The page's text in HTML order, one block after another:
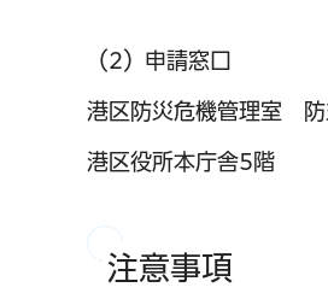
（2）申請窓口
港区防災危機管理室 防
港区役所本庁舎5階
注意事項